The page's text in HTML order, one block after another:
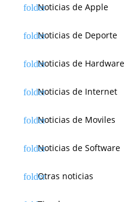
Noticias de Apple
Noticias de Deporte
Noticias de Hardware
Noticias de Internet
Noticias de Moviles
Noticias de Software
Otras noticias